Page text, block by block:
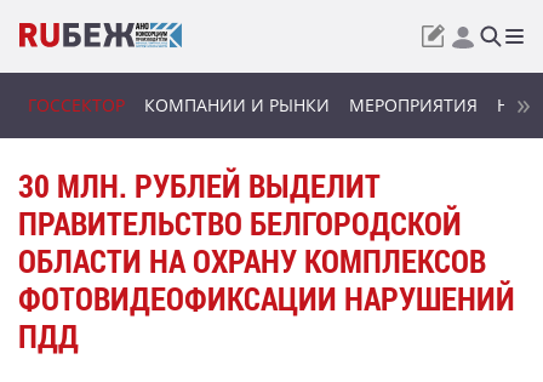
ГОССЕКТОР КОМПАНИИ И РЫНКИ МЕРОПРИЯТИЯ
30 МЛН. РУБЛЕЙ ВЫДЕЛИТ
ПРАВИТЕЛЬСТВО БЕЛГОРОДСКОЙ
ОБЛАСТИ НА ОХРАНУ КОМПЛЕКСОВ
ФОТОВИДЕОФИКСАЦИИ НАРУШЕНИЙ
ПДД